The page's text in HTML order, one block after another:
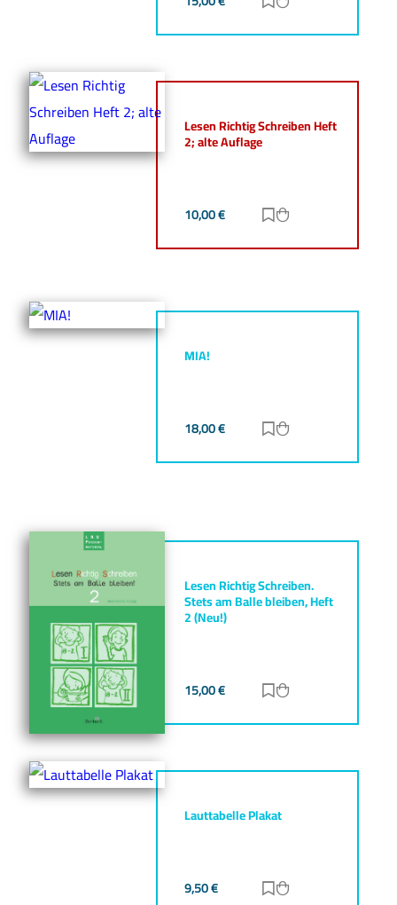
Lesen Richtig Schreiben Heft
2; alte Auflage
10,00€ Zur Merkliste
MIA!
18,00€ Zur Merkliste
Lesen Richtig Schreiben.
Stets am Balle bleiben, Heft
2 (Neu!)
15,00€ Zur Merkliste
Lauttabelle Plakat
9,50€ Zur Merkliste